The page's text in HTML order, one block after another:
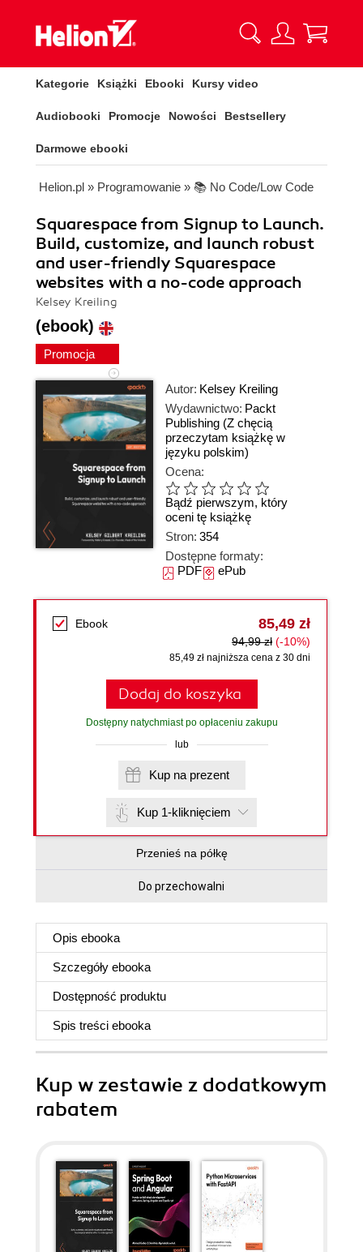
Kategorie Książki Ebooki Kursy video
Audiobooki Promocje Nowości Bestsellery
Darmowe ebooki
Helion.pl » Programowanie » 📚 No Code/Low Code
Squarespace from Signup to Launch.
Build, customize, and launch robust
and user-friendly Squarespace
websites with a no-code approach
Kelsey Kreiling
(ebook)
Promocja
Autor: Kelsey Kreiling
Wydawnictwo: Packt
Publishing (Z chęcią
przeczytam książkę w
języku polskim)
Ocena:
Bądź pierwszym, który
oceni tę książkę
Stron: 354
Dostępne formaty:
PDFePub
Ebook 85,49 zł
94,99 zł (-10%)
85,49 zł najniższa cena z 30 dni
Dodaj do koszyka
Dostępny natychmiast po opłaceniu zakupu
lub
Kup na prezent
Kup 1-kliknięciem
Przenieś na półkę
Do przechowalni
Opis ebooka
Szczegóły ebooka
Dostępność produktu
Spis treści ebooka
Kup w zestawie z dodatkowym
rabatem